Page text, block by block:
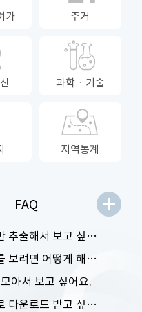
가 주거
과학ㆍ기술
지역통계
통계표에서 내가 원하는 자료만 추출해서 보고 싶어요.
내가 원하는 형태대로 통계표를 보려면 어떻게 해야 하나요?
아서 보고 싶어요.
통계자료를 내가 원하는 형태로 다운로드 받고 싶어요.
FAQ